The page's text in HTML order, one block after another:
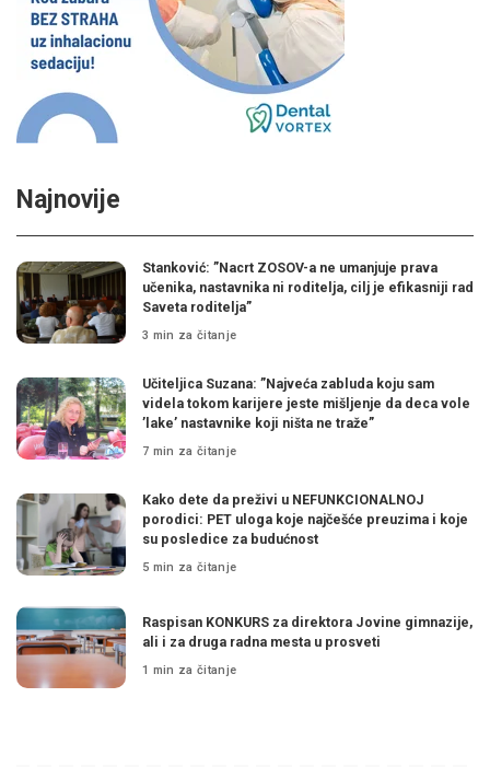
Najnovije
Stanković: ”Nacrt ZOSOV-a ne umanjuje prava
učenika, nastavnika ni roditelja, cilj je efikasniji rad
Saveta roditelja”
3 min za čitanje
Učiteljica Suzana: ”Najveća zabluda koju sam
videla tokom karijere jeste mišljenje da deca vole
’lake’ nastavnike koji ništa ne traže”
7 min za čitanje
Kako dete da preživi u NEFUNKCIONALNOJ
porodici: PET uloga koje najčešće preuzima i koje
su posledice za budućnost
5 min za čitanje
Raspisan KONKURS za direktora Jovine gimnazije,
ali i za druga radna mesta u prosveti
1 min za čitanje